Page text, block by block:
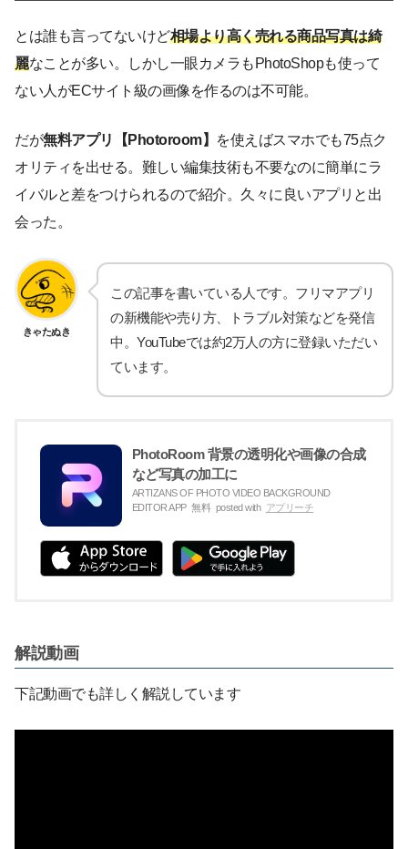
とは誰も言ってないけど相場より高く売れる商品写真は綺
麗なことが多い。しかし一眼カメラもPhotoShopも使って
ない人がECサイト級の画像を作るのは不可能。
だが無料アプリ【Photoroom】
を使えばスマホでも75点ク
オリティを出せる。難しい編集技術も不要なのに簡単にラ
イバルと差をつけられるので紹介。久々に良いアプリと出
会った。
きゃたぬき
この記事を書いている人です。フリマアプリ
の新機能や売り方、トラブル対策などを発信
中。YouTubeでは約2万人の方に登録いただい
ています。
PhotoRoom 背景の透明化や画像の合成
など写真の加工に
ARTIZANS OF PHOTO VIDEO BACKGROUND
EDITOR APP 無料 posted with アプリーチ
解説動画
下記動画でも詳しく解説しています